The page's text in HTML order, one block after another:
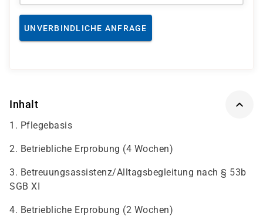
UNVERBINDLICHE ANFRAGE
Inhalt
1. Pflegebasis
2. Betriebliche Erprobung (4 Wochen)
3. Betreuungsassistenz/Alltagsbegleitung nach § 53b
SGB XI
4. Betriebliche Erprobung (2 Wochen)